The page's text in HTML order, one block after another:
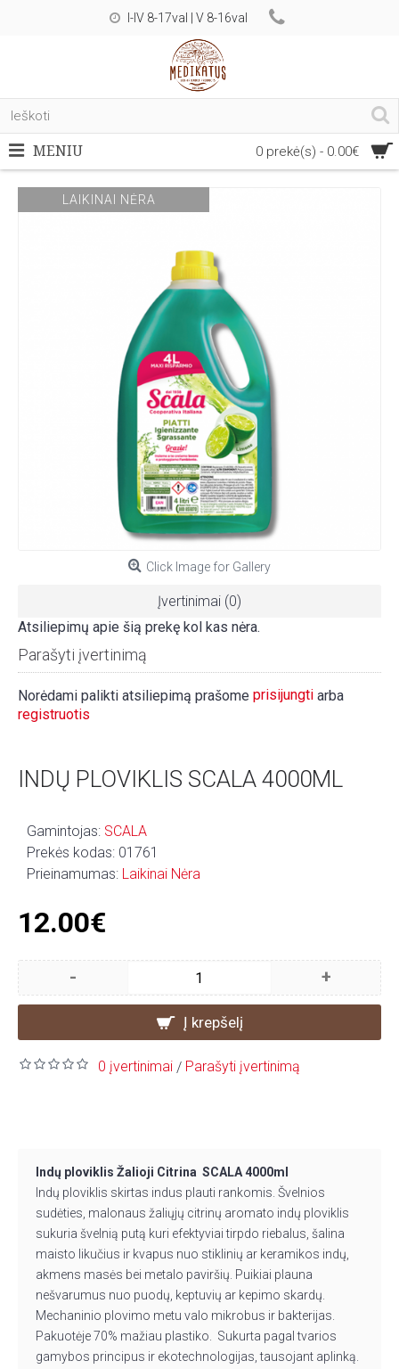
I-IV 8-17val | V 8-16val
0 prekė(s) - 0.00€
MENIU
LAIKINAI NĖRA
Click Image for Gallery
Įvertinimai (0)
Atsiliepimų apie šią prekę kol kas nėra.
Parašyti įvertinimą
Norėdami palikti atsiliepimą prašome prisijungti arba
registruotis
INDŲ PLOVIKLIS SCALA 4000ML
Gamintojas: SCALA
Prekės kodas: 01761
Prieinamumas: Laikinai Nėra
12.00€
- +
Į krepšelį
0 įvertinimai / Parašyti įvertinimą
Indų ploviklis Žalioji Citrina SCALA 4000ml
Indų ploviklis skirtas indus plauti rankomis. Švelnios
sudėties, malonaus žaliųjų citrinų aromato indų ploviklis
sukuria švelnią putą kuri efektyviai tirpdo riebalus, šalina
maisto likučius ir kvapus nuo stiklinių ar keramikos indų,
akmens masės bei metalo paviršių. Puikiai plauna
nešvarumus nuo puodų, keptuvių ar kepimo skardų.
Mechaninio plovimo metu valo mikrobus ir bakterijas.
Pakuotėje 70% mažiau plastiko. Sukurta pagal tvarios
gamybos principus ir ekotechnologijas, tausojant aplinką.